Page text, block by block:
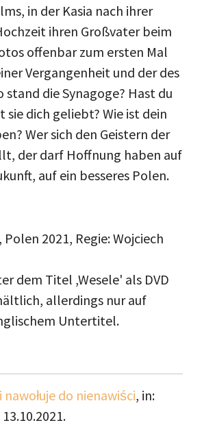
in der Kasia nach ihrer
ihren Großvater beim
offenbar zum ersten Mal
Vergangenheit und der des
stand die Synagoge? Hast du
sie dich geliebt? Wie ist dein
Wer sich den Geistern der
der darf Hoffnung haben auf
auf ein besseres Polen.
Polen 2021, Regie: Wojciech
dem Titel ,Wesele' als DVD
allerdings nur auf
Untertitel.
do nienawiści, in: